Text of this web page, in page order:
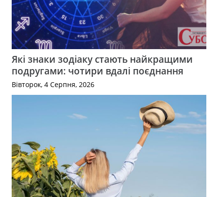
Які знаки зодіаку стають найкращими
подругами: чотири вдалі поєднання
Вівторок, 4 Серпня, 2026